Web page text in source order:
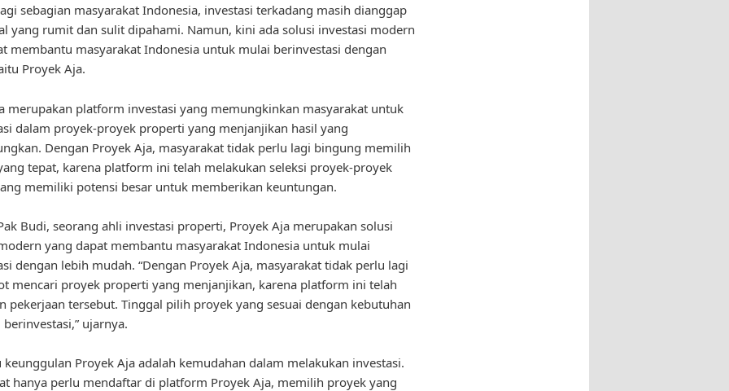
sebagian masyarakat Indonesia, investasi terkadang masih dianggap
yang rumit dan sulit dipahami. Namun, kini ada solusi investasi modern
membantu masyarakat Indonesia untuk mulai berinvestasi dengan
Proyek Aja.
merupakan platform investasi yang memungkinkan masyarakat untuk
dalam proyek-proyek properti yang menjanjikan hasil yang
Dengan Proyek Aja, masyarakat tidak perlu lagi bingung memilih
tepat, karena platform ini telah melakukan seleksi proyek-proyek
memiliki potensi besar untuk memberikan keuntungan.
Budi, seorang ahli investasi properti, Proyek Aja merupakan solusi
yang dapat membantu masyarakat Indonesia untuk mulai
dengan lebih mudah. “Dengan Proyek Aja, masyarakat tidak perlu lagi
mencari proyek properti yang menjanjikan, karena platform ini telah
pekerjaan tersebut. Tinggal pilih proyek yang sesuai dengan kebutuhan
ujarnya.
keunggulan Proyek Aja adalah kemudahan dalam melakukan investasi.
hanya perlu mendaftar di platform Proyek Aja, memilih proyek yang